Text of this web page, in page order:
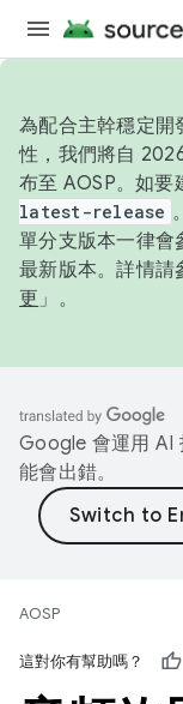
為配合主幹穩定開
性，我們將自
布至 AOSP。如要
latest-release 。
單分支版本一律
最新版本。詳情請
更 」。
Google 會運用 AI
能會出錯。
AOSP
這對你有幫助嗎？